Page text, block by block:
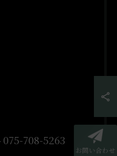
075-708-5263
お問い合わせ